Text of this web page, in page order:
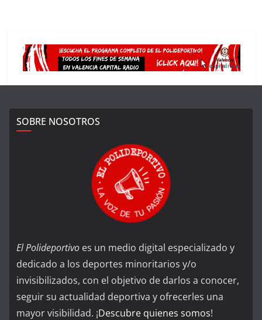
SOBRE NOSOTROS
El Polideportivo es un medio digital especializado y
dedicado a los deportes minoritarios y/o
invisibilizados, con el objetivo de darlos a conocer,
seguir su actualidad deportiva y ofrecerles una
mayor visibilidad. ¡Descubre quienes somos!